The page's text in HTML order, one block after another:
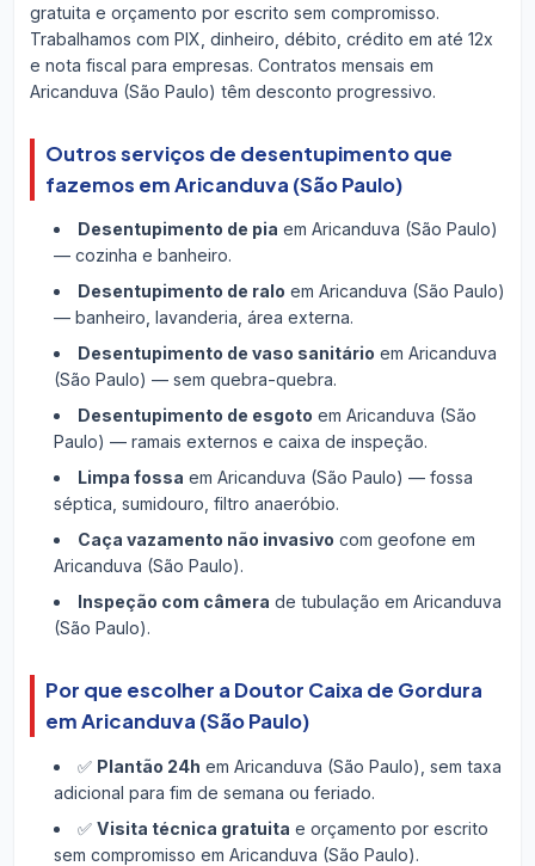
gratuita e orçamento por escrito sem compromisso.
Trabalhamos com PIX, dinheiro, débito, crédito em até 12x
e nota fiscal para empresas. Contratos mensais em
Aricanduva (São Paulo) têm desconto progressivo.
Outros serviços de desentupimento que
fazemos em Aricanduva (São Paulo)
Desentupimento de pia em Aricanduva (São Paulo)
— cozinha e banheiro.
Desentupimento de ralo em Aricanduva (São Paulo)
— banheiro, lavanderia, área externa.
Desentupimento de vaso sanitário em Aricanduva
(São Paulo) — sem quebra-quebra.
Desentupimento de esgoto em Aricanduva (São
Paulo) — ramais externos e caixa de inspeção.
Limpa fossa em Aricanduva (São Paulo) — fossa
séptica, sumidouro, filtro anaeróbio.
Caça vazamento não invasivo com geofone em
Aricanduva (São Paulo).
Inspeção com câmera de tubulação em Aricanduva
(São Paulo).
Por que escolher a Doutor Caixa de Gordura
em Aricanduva (São Paulo)
✅ Plantão 24h em Aricanduva (São Paulo), sem taxa
adicional para fim de semana ou feriado.
✅ Visita técnica gratuita e orçamento por escrito
sem compromisso em Aricanduva (São Paulo).